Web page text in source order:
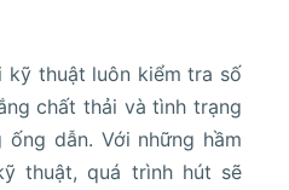
kỹ thuật luôn kiểm tra số
chất thải và tình trạng
dẫn. Với những hầm
thuật, quá trình hút sẽ